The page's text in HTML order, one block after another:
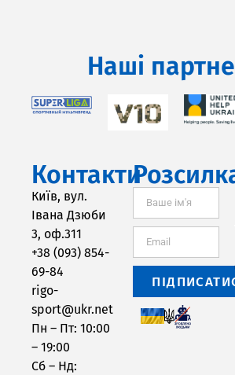
Наші
Контакти
Київ, вул.
Івана Дзюби
3, оф.311
+38 (093) 854-
69-84
rigo-
sport@ukr.net
Пн – Пт: 10:00
– 19:00
Сб – Нд: